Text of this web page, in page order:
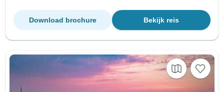
Bekijk reis
Download brochure